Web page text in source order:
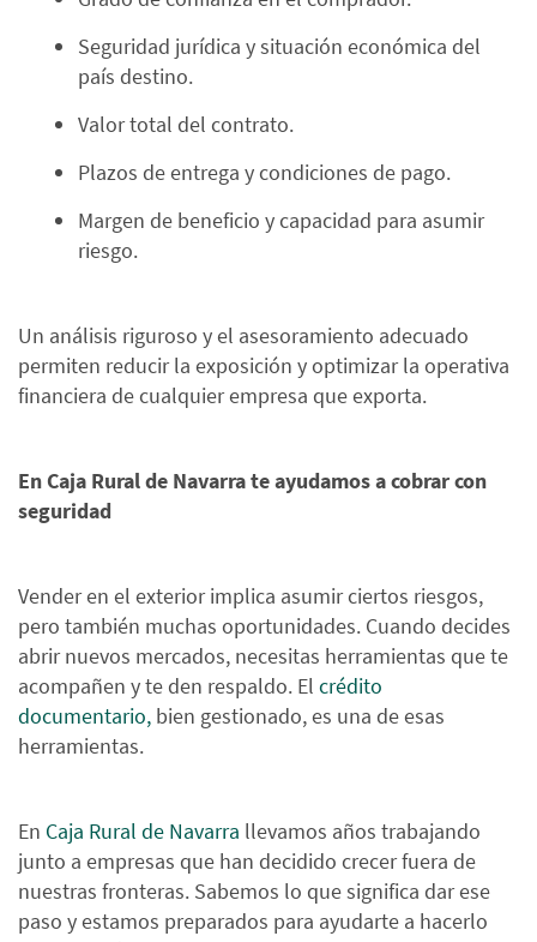
Seguridad jurídica y situación económica del
país destino.
Valor total del contrato.
Plazos de entrega y condiciones de pago.
Margen de beneficio y capacidad para asumir
riesgo.
Un análisis riguroso y el asesoramiento adecuado
permiten reducir la exposición y optimizar la operativa
financiera de cualquier empresa que exporta.
En Caja Rural de Navarra te ayudamos a cobrar con
seguridad
Vender en el exterior implica asumir ciertos riesgos,
pero también muchas oportunidades. Cuando decides
abrir nuevos mercados, necesitas herramientas que te
acompañen y te den respaldo. El crédito
documentario, bien gestionado, es una de esas
herramientas.
En Caja Rural de Navarra llevamos años trabajando
junto a empresas que han decidido crecer fuera de
nuestras fronteras. Sabemos lo que significa dar ese
paso y estamos preparados para ayudarte a hacerlo